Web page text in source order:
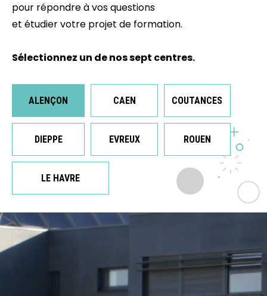
pour répondre à vos questions
et étudier votre projet de formation.
Sélectionnez un de nos sept centres.
ALENÇON CAEN COUTANCES
DIEPPE EVREUX ROUEN
LE HAVRE